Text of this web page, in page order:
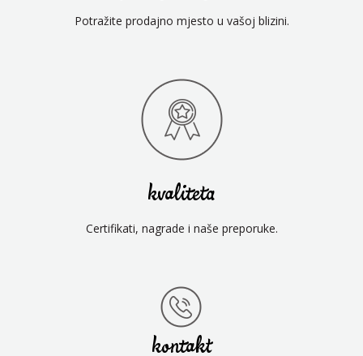
Potražite prodajno mjesto u vašoj blizini.
kvaliteta
Certifikati, nagrade i naše preporuke.
kontakt